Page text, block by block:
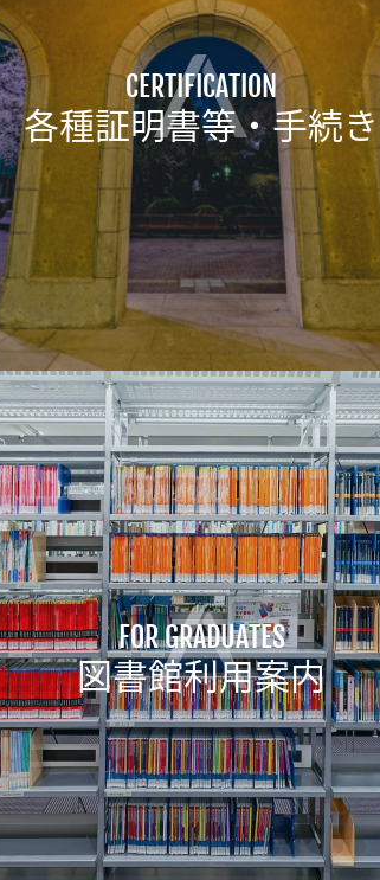
CERTIFICATION
各種証明書等・手続き
FOR GRADUATES
図書館利用案内